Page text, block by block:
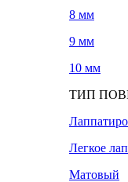
8 мм
9 мм
10 мм
ТИП
Легкое
Матовый